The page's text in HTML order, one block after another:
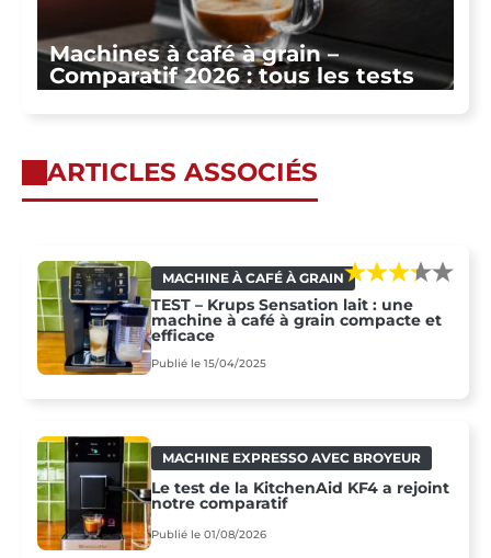
Machines à café à grain –
Comparatif 2026 : tous les tests
ARTICLES ASSOCIÉS
MACHINE À CAFÉ À GRAIN
TEST – Krups Sensation lait : une
machine à café à grain compacte et
efficace
Publié le 15/04/2025
MACHINE EXPRESSO AVEC BROYEUR
Le test de la KitchenAid KF4 a rejoint
notre comparatif
Publié le 01/08/2026